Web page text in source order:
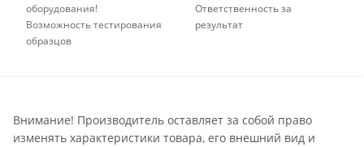
оборудования!
Возможность тестирования
образцов
Ответственность за
результат
Внимание! Производитель оставляет за собой право
изменять характеристики товара, его внешний вид и